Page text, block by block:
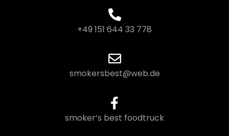
+49 151 644 33 778
smokersbest@web.de
smoker‘s best foodtruck